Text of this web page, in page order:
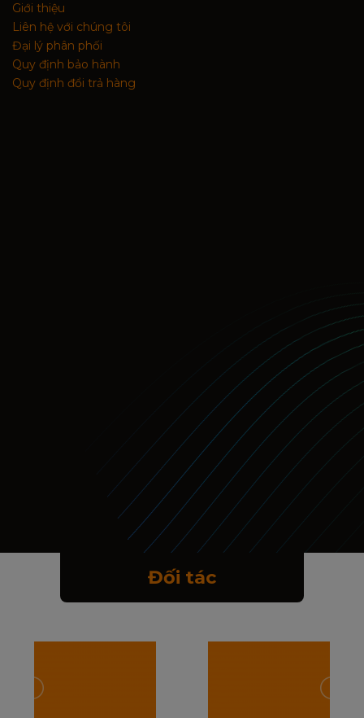
Giới thiệu
Liên hệ với chúng tôi
Đại lý phân phối
Quy định bảo hành
Quy định đổi trả hàng
Đối tác